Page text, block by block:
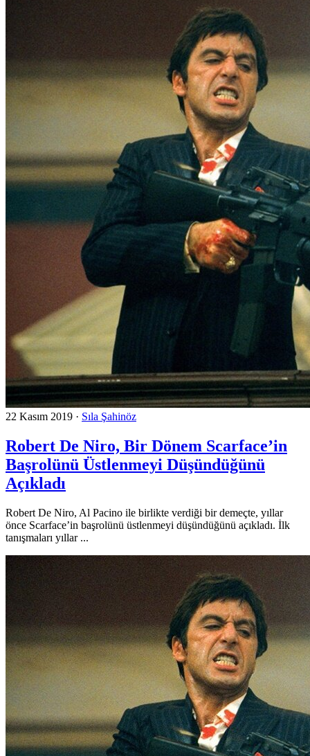
22 Kasım 2019 · Sıla Şahinöz
Robert De Niro, Bir Dönem Scarface’in
Başrolünü Üstlenmeyi Düşündüğünü
Açıkladı
Robert De Niro, Al Pacino ile birlikte verdiği bir demeçte, yıllar
önce Scarface’in başrolünü üstlenmeyi düşündüğünü açıkladı. İlk
tanışmaları yıllar ...